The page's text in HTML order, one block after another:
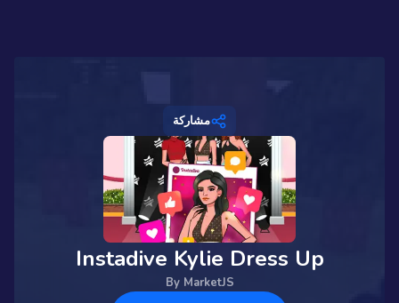
مشاركة
Instadive Kylie Dress Up
By MarketJS